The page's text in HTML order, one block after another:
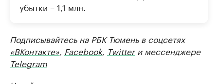
убытки – 1,1 млн.
Подписывайтесь на РБК Тюмень в соцсетях
«ВКонтакте», Facebook, Twitterи мессенджере
Telegram